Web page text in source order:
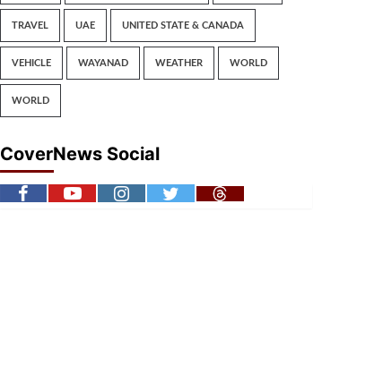
TRAVEL UAE UNITED STATE & CANADA
VEHICLE WAYANAD WEATHER WORLD
WORLD
CoverNews Social